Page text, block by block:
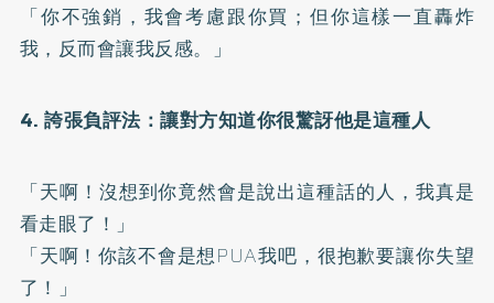
「你不強銷，我會考慮跟你買；但你這樣一直轟炸
我，反而會讓我反感。」
4. 誇張負評法：讓對方知道你很驚訝他是這種人
「天啊！沒想到你竟然會是說出這種話的人，我真是
看走眼了！」
「天啊！你該不會是想PUA我吧，很抱歉要讓你失望
了！」